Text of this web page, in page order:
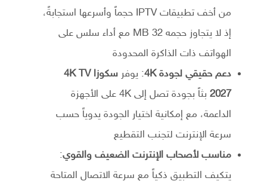
من أخف تطبيقات IPTV حجماً وأسرعها استجابةً،
إذ لا يتجاوز حجمه 32 MB مع أداء سلس على
الهواتف ذات الذاكرة المحدودة
دعم حقيقي لجودة 4K
: يوفر
سكوزا 4K TV
2027
بثاً بجودة تصل إلى 4K على الأجهزة
الداعمة، مع إمكانية اختيار الجودة يدوياً حسب
سرعة الإنترنت لتجنب التقطيع
مناسب لأصحاب الإنترنت الضعيف والقوي:
يتكيف التطبيق ذكياً مع سرعة الاتصال المتاحة